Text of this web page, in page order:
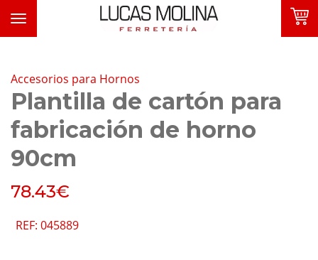
Toggle
navigation
FAVORITOS
PRODUCTOS
Accesorios para Hornos
Plantilla de cartón para
fabricación de horno
90cm
78.43€
REF: 045889